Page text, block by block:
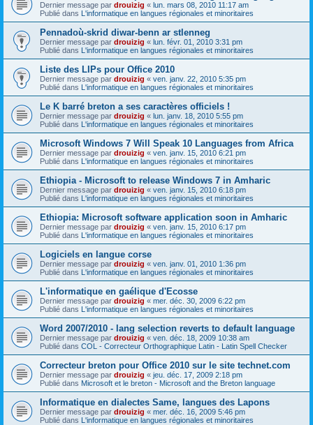
Dernier message par drouizig « lun. mars 08, 2010 11:17 am
Publié dans L'informatique en langues régionales et minoritaires
Pennadoù-skrid diwar-benn ar stlenneg
Dernier message par drouizig « lun. févr. 01, 2010 3:31 pm
Publié dans L'informatique en langues régionales et minoritaires
Liste des LIPs pour Office 2010
Dernier message par drouizig « ven. janv. 22, 2010 5:35 pm
Publié dans L'informatique en langues régionales et minoritaires
Le K barré breton a ses caractères officiels !
Dernier message par drouizig « lun. janv. 18, 2010 5:55 pm
Publié dans L'informatique en langues régionales et minoritaires
Microsoft Windows 7 Will Speak 10 Languages from Africa
Dernier message par drouizig « ven. janv. 15, 2010 6:21 pm
Publié dans L'informatique en langues régionales et minoritaires
Ethiopia - Microsoft to release Windows 7 in Amharic
Dernier message par drouizig « ven. janv. 15, 2010 6:18 pm
Publié dans L'informatique en langues régionales et minoritaires
Ethiopia: Microsoft software application soon in Amharic
Dernier message par drouizig « ven. janv. 15, 2010 6:17 pm
Publié dans L'informatique en langues régionales et minoritaires
Logiciels en langue corse
Dernier message par drouizig « ven. janv. 01, 2010 1:36 pm
Publié dans L'informatique en langues régionales et minoritaires
L'informatique en gaélique d'Ecosse
Dernier message par drouizig « mer. déc. 30, 2009 6:22 pm
Publié dans L'informatique en langues régionales et minoritaires
Word 2007/2010 - lang selection reverts to default language
Dernier message par drouizig « ven. déc. 18, 2009 10:38 am
Publié dans COL - Correcteur Orthographique Latin - Latin Spell Checker
Correcteur breton pour Office 2010 sur le site technet.com
Dernier message par drouizig « jeu. déc. 17, 2009 2:18 pm
Publié dans Microsoft et le breton - Microsoft and the Breton language
Informatique en dialectes Same, langues des Lapons
Dernier message par drouizig « mer. déc. 16, 2009 5:46 pm
Publié dans L'informatique en langues régionales et minoritaires